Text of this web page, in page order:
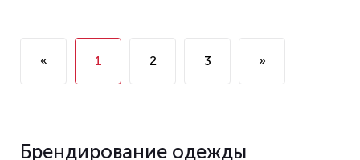
« 1 2 3 »
Брендирование одежды